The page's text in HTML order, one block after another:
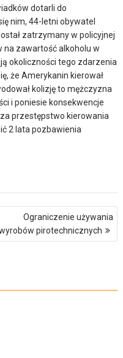
dotarli do
nim, 44-letni obywatel
zatrzymany w policyjnej
na zawartość alkoholu w
okoliczności tego zdarzenia
że Amerykanin kierował
kolizję to mężczyzna
i poniesie konsekwencje
przestępstwo kierowania
2 lata pozbawienia
Ograniczenie używania
pirotechnicznych